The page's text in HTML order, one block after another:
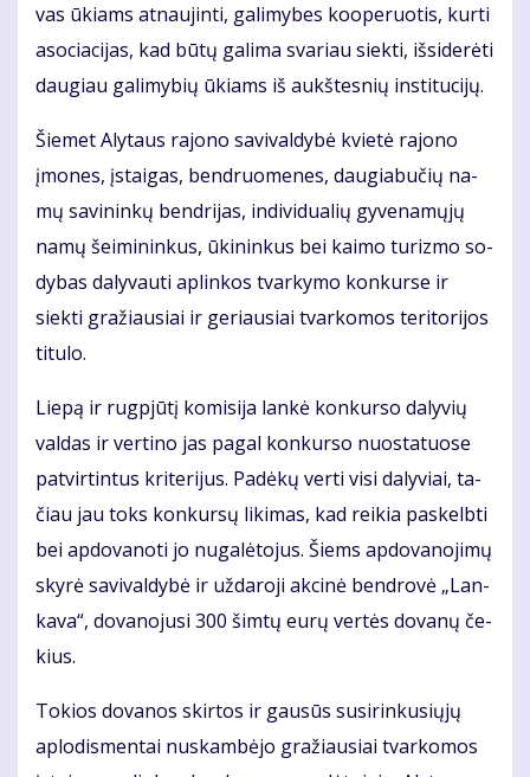
vas ūkiams at­nau­jin­ti, ga­li­my­bes ko­o­pe­ruo­tis, kur­ti
aso­cia­ci­jas, kad bū­tų ga­li­ma sva­riau siek­ti, iš­si­de­rė­ti
dau­giau ga­li­my­bių ūkiams iš aukš­tes­nių ins­ti­tu­ci­jų.
Šie­met Aly­taus ra­jo­no sa­vi­val­dy­bė kvie­tė ra­jo­no
įmo­nes, įstai­gas, ben­druo­me­nes, dau­gia­bu­čių na­
mų sa­vi­nin­kų ben­dri­jas, in­di­vi­du­a­lių gy­ve­na­mų­jų
na­mų šei­mi­nin­kus, ūki­nin­kus bei kai­mo tu­riz­mo so­
dy­bas da­ly­vau­ti ap­lin­kos tvar­ky­mo kon­kur­se ir
siek­ti gra­žiau­siai ir ge­riau­siai tvar­ko­mos te­ri­to­ri­jos
ti­tu­lo.
Lie­pą ir rug­pjū­tį ko­mi­si­ja lan­kė kon­kur­so da­ly­vių
val­das ir ver­ti­no jas pa­gal kon­kur­so nuo­sta­tuo­se
pa­tvir­tin­tus kri­te­ri­jus. Pa­dė­kų ver­ti vi­si da­ly­viai, ta­
čiau jau toks kon­kur­sų li­ki­mas, kad rei­kia pa­skelb­ti
bei ap­do­va­no­ti jo nu­ga­lė­to­jus. Šiems ap­do­va­no­ji­mų
sky­rė sa­vi­val­dy­bė ir už­da­ro­ji ak­ci­nė ben­dro­vė „Lan­
ka­va“, do­va­no­ju­si 300 šim­tų eu­rų ver­tės do­va­nų če­
kius.
To­kios do­va­nos skir­tos ir gau­sūs su­si­rin­ku­sių­jų
aplo­dis­mentai nu­skam­bė­jo gra­žiau­siai tvar­ko­mos